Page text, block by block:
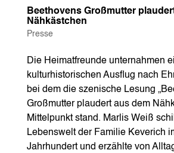
Beethovens Großmutter
Nähkästchen
Presse
Die Heimatfreunde unternahmen
kulturhistorischen Ausflug nach
bei dem die szenische Lesung
Großmutter plaudert aus dem
Mittelpunkt stand. Marlis Weiß
Lebenswelt der Familie Keverich
Jahrhundert und erzählte von